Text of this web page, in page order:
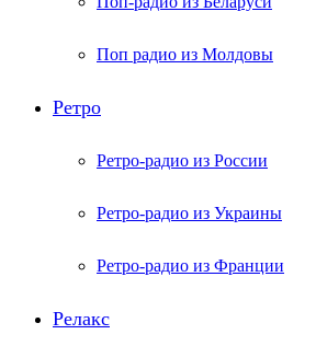
Поп радио из Молдовы
Ретро
Ретро-радио из России
Ретро-радио из Украины
Ретро-радио из Франции
Релакс